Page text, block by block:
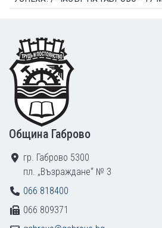
Footer
Община Габрово
гр. Габрово 5300
пл. „Възраждане“ № 3
066 818400
066 809371